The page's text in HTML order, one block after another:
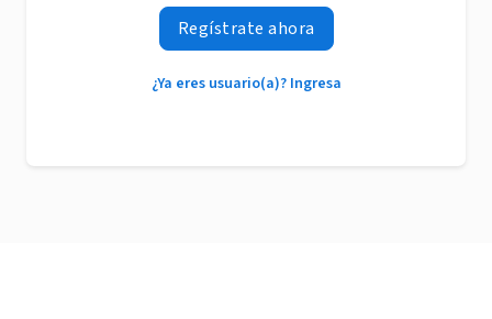
Regístrate ahora
¿Ya eres usuario(a)? Ingresa